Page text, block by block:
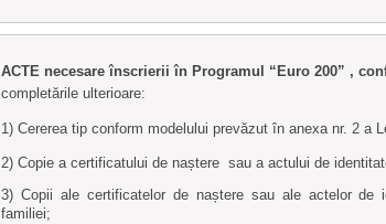
ACTE necesare înscrierii în Programul “Euro 200” ,
completările ulterioare:
1) Cererea tip conform modelului prevăzut în anexa nr. 2 a
2) Copie a certificatului de naștere sau a actului de
3) Copii ale certificatelor de naștere sau ale actelor de
familiei;